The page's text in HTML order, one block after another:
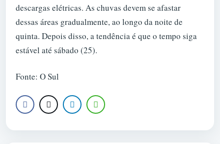
descargas elétricas. As chuvas devem se afastar
dessas áreas gradualmente, ao longo da noite de
quinta. Depois disso, a tendência é que o tempo siga
estável até sábado (25).
Fonte: O Sul